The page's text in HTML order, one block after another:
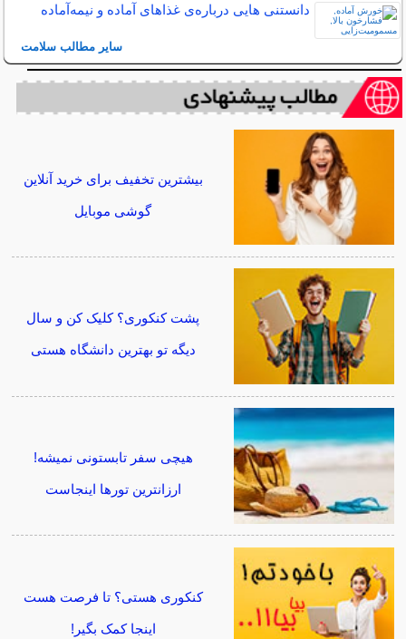
دانستنی هایی درباره‌ی غذاهای آماده و نیمه‌آماده
سایر مطالب سلامت
بیشترین تخفیف برای خرید آنلاین
گوشی موبایل
پشت کنکوری؟ کلیک کن و سال
دیگه تو بهترین دانشگاه هستی
هیچی سفر تابستونی نمیشه!
ارزانترین تورها اینجاست
کنکوری هستی؟ تا فرصت هست
اینجا کمک بگیر!